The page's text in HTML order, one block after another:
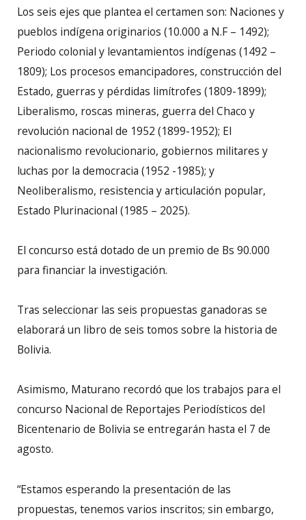
Los seis ejes que plantea el certamen son: Naciones y
pueblos indígena originarios (10.000 a N.F – 1492);
Periodo colonial y levantamientos indígenas (1492 –
1809); Los procesos emancipadores, construcción del
Estado, guerras y pérdidas limítrofes (1809-1899);
Liberalismo, roscas mineras, guerra del Chaco y
revolución nacional de 1952 (1899-1952); El
nacionalismo revolucionario, gobiernos militares y
luchas por la democracia (1952 -1985); y
Neoliberalismo, resistencia y articulación popular,
Estado Plurinacional (1985 – 2025).
El concurso está dotado de un premio de Bs 90.000
para financiar la investigación.
Tras seleccionar las seis propuestas ganadoras se
elaborará un libro de seis tomos sobre la historia de
Bolivia.
Asimismo, Maturano recordó que los trabajos para el
concurso Nacional de Reportajes Periodísticos del
Bicentenario de Bolivia se entregarán hasta el 7 de
agosto.
“Estamos esperando la presentación de las
propuestas, tenemos varios inscritos; sin embargo,